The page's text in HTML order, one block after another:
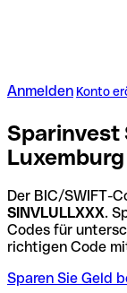
Anmelden Konto
Sparinvest
Luxemburg
Der BIC/SWIFT-
SINVLULLXXX.
Codes für
richtigen Code
Sparen Sie Geld